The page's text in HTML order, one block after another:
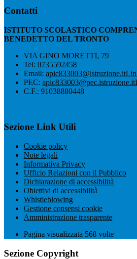
Contatti
ISTITUTO SCOLASTICO
BENEDETTO DEL TRONTO
VIA GINO MORETTI, 79
Tel: 0735592458
Email: apic833003@istruzione.it
PEC: apic833003@pec.istruzione.it
C.F.: 91038880448
Sezione Link Utili
Cookie policy
Note legali
Informativa Privacy
Ufficio Relazioni con il Pubblico
Dichiarazione di accessibilità
Obiettivi di accessibilità
Whistleblowing
Gestione consensi cookie
Amministrazione trasparente
Pagina visualizzata 568 volte
Sezione Copyright